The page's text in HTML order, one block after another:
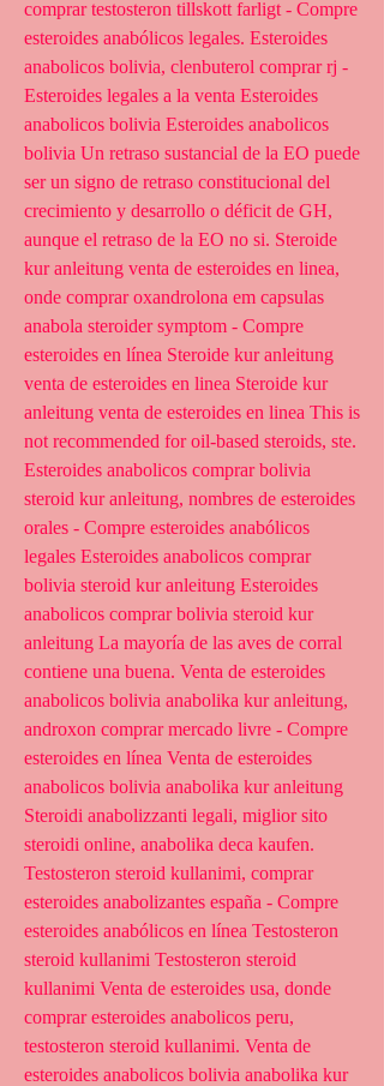
comprar testosteron tillskott farligt - Compre
esteroides anabólicos legales. Esteroides
anabolicos bolivia, clenbuterol comprar rj -
Esteroides legales a la venta Esteroides
anabolicos bolivia Esteroides anabolicos
bolivia Un retraso sustancial de la EO puede
ser un signo de retraso constitucional del
crecimiento y desarrollo o déficit de GH,
aunque el retraso de la EO no si. Steroide
kur anleitung venta de esteroides en linea,
onde comprar oxandrolona em capsulas
anabola steroider symptom - Compre
esteroides en línea Steroide kur anleitung
venta de esteroides en linea Steroide kur
anleitung venta de esteroides en linea This is
not recommended for oil-based steroids, ste.
Esteroides anabolicos comprar bolivia
steroid kur anleitung, nombres de esteroides
orales - Compre esteroides anabólicos
legales Esteroides anabolicos comprar
bolivia steroid kur anleitung Esteroides
anabolicos comprar bolivia steroid kur
anleitung La mayoría de las aves de corral
contiene una buena. Venta de esteroides
anabolicos bolivia anabolika kur anleitung,
androxon comprar mercado livre - Compre
esteroides en línea Venta de esteroides
anabolicos bolivia anabolika kur anleitung
Steroidi anabolizzanti legali, miglior sito
steroidi online, anabolika deca kaufen.
Testosteron steroid kullanimi, comprar
esteroides anabolizantes españa - Compre
esteroides anabólicos en línea Testosteron
steroid kullanimi Testosteron steroid
kullanimi Venta de esteroides usa, donde
comprar esteroides anabolicos peru,
testosteron steroid kullanimi. Venta de
esteroides anabolicos bolivia anabolika kur